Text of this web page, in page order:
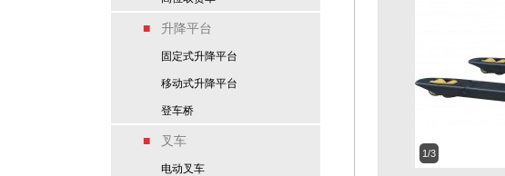
■ 升降平台
固定式升降平台
移动式升降平台
登车桥
■ 叉车
电动叉车
1/3